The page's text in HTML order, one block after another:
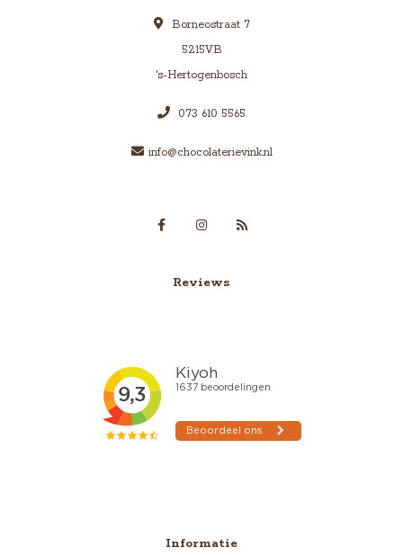
Borneostraat 7
5215VB
's-Hertogenbosch
073 610 5565
info@chocolaterievink.nl
Reviews
Informatie